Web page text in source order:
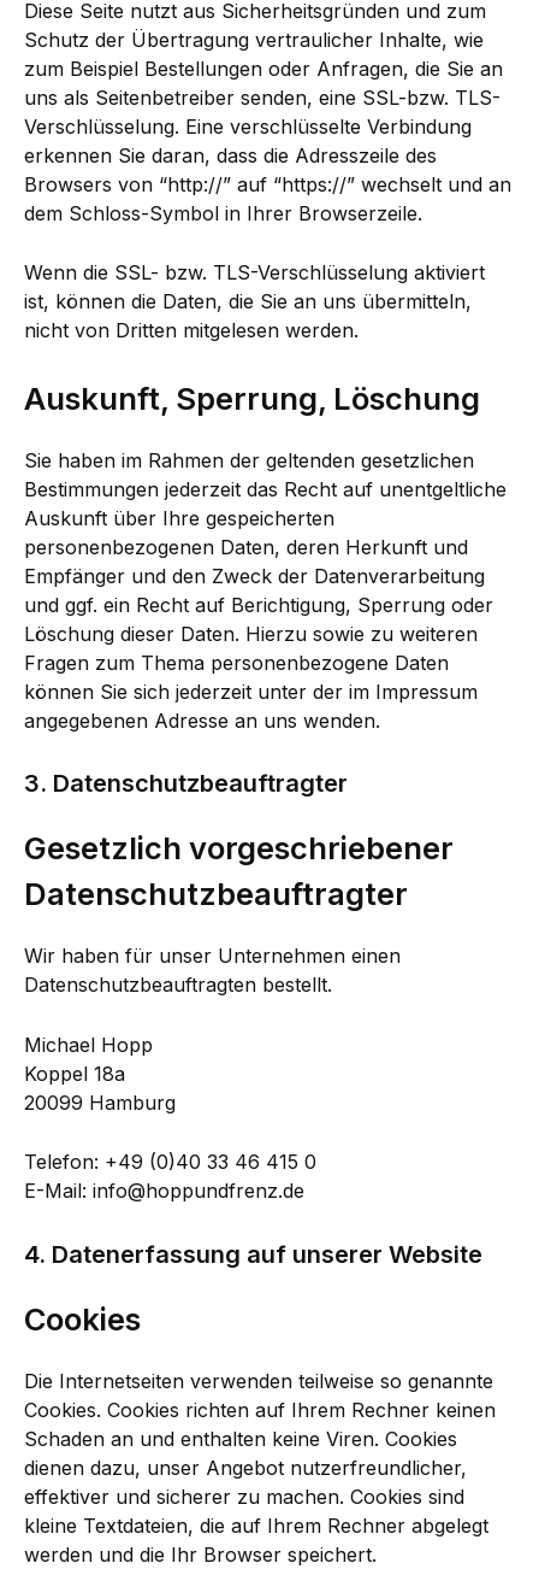
Diese Seite nutzt aus Sicherheitsgründen und zum
Schutz der Übertragung vertraulicher Inhalte, wie
zum Beispiel Bestellungen oder Anfragen, die Sie an
uns als Seitenbetreiber senden, eine SSL-bzw. TLS-
Verschlüsselung. Eine verschlüsselte Verbindung
erkennen Sie daran, dass die Adresszeile des
Browsers von “http://” auf “https://” wechselt und an
dem Schloss-Symbol in Ihrer Browserzeile.
Wenn die SSL- bzw. TLS-Verschlüsselung aktiviert
ist, können die Daten, die Sie an uns übermitteln,
nicht von Dritten mitgelesen werden.
Auskunft, Sperrung, Löschung
Sie haben im Rahmen der geltenden gesetzlichen
Bestimmungen jederzeit das Recht auf unentgeltliche
Auskunft über Ihre gespeicherten
personenbezogenen Daten, deren Herkunft und
Empfänger und den Zweck der Datenverarbeitung
und ggf. ein Recht auf Berichtigung, Sperrung oder
Löschung dieser Daten. Hierzu sowie zu weiteren
Fragen zum Thema personenbezogene Daten
können Sie sich jederzeit unter der im Impressum
angegebenen Adresse an uns wenden.
3. Datenschutzbeauftragter
Gesetzlich vorgeschriebener
Datenschutzbeauftragter
Wir haben für unser Unternehmen einen
Datenschutzbeauftragten bestellt.
Michael Hopp
Koppel 18a
20099 Hamburg
Telefon: +49 (0)40 33 46 415 0
E-Mail: info@hoppundfrenz.de
4. Datenerfassung auf unserer Website
Cookies
Die Internetseiten verwenden teilweise so genannte
Cookies. Cookies richten auf Ihrem Rechner keinen
Schaden an und enthalten keine Viren. Cookies
dienen dazu, unser Angebot nutzerfreundlicher,
effektiver und sicherer zu machen. Cookies sind
kleine Textdateien, die auf Ihrem Rechner abgelegt
werden und die Ihr Browser speichert.